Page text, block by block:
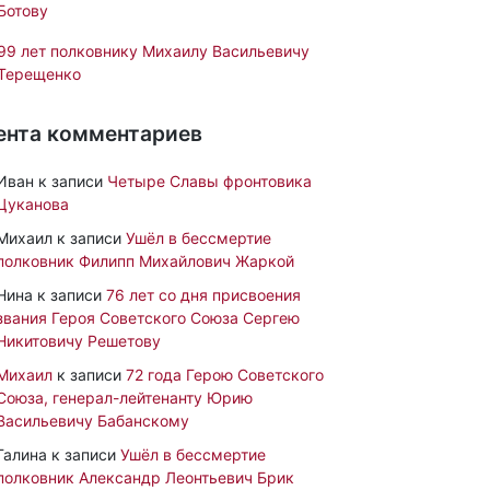
лет полковнику Михаилу Васильевичу
комментариев
к записи Четыре Славы фронтовика
к записи Ушёл в бессмертие
Филипп Михайлович Жаркой
к записи 76 лет со дня присвоения
Героя Советского Союза Сергею
Решетову
к записи 72 года Герою Советского
генерал-лейтенанту Юрию
Бабанскому
к записи Ушёл в бессмертие
Александр Леонтьевич Брик